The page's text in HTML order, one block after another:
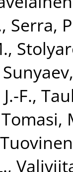
, Serra,
,
F.,
Tomasi,
,